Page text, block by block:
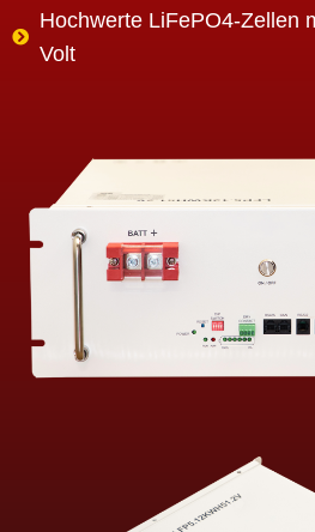
Hochwerte LiFePO4-Zellen
Volt